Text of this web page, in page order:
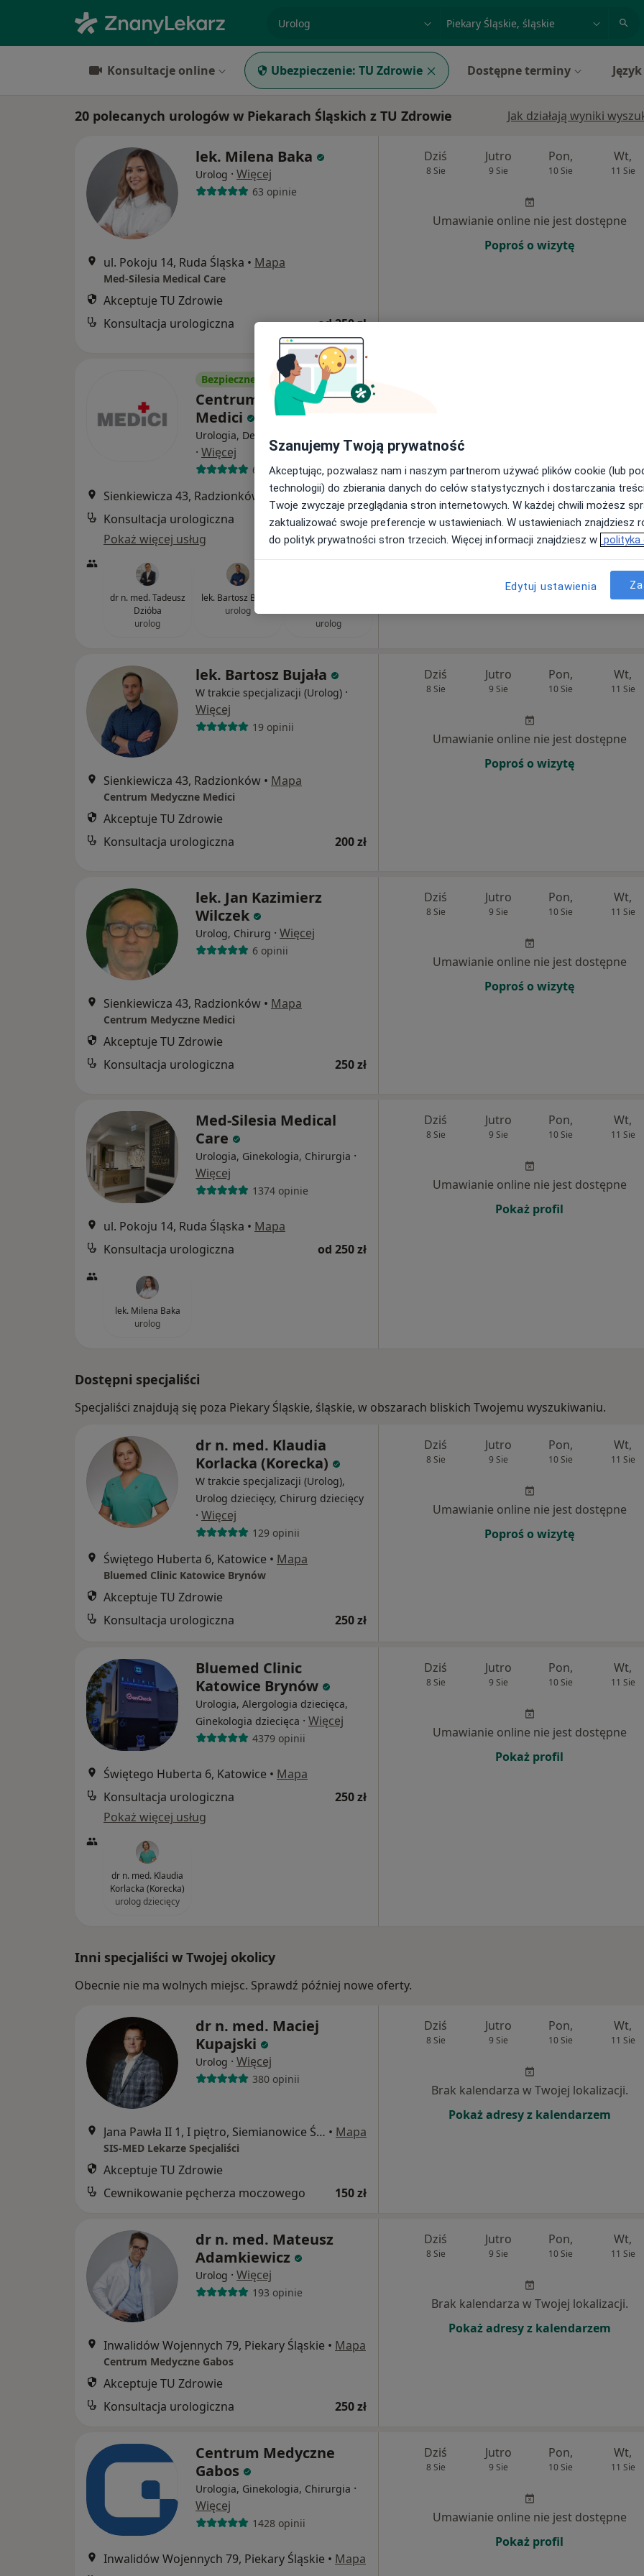
miasto lub dzielnica
Konsultacje online Ubezpieczenie: TU Zdrowie Dostępne terminy Język
20 polecanych urologów w Piekarach Śląskich z TU Zdrowie Jak działają wyniki
lek. Milena Baka
Urolog · Więcej
63 opinie
ul. Pokoju 14, Ruda Śląska • Mapa
Med-Silesia Medical Care
Akceptuje TU Zdrowie
Konsultacja urologiczna
od 250 zł
Dziś
8 Sie
Jutro
9 Sie
Pon,
10 Sie
Wt,
11 Sie
Umawianie online nie jest dostępne
Poproś o wizytę
Bezpieczne płatności
Centrum Medyczne
Medici
Urologia, Dermatologia, Okulistyka
· Więcej
689 opinii
Sienkiewicza 43, Radzionków
Mapa
Konsultacja urologiczna
200 zł
Pokaż więcej usług
dr n. med. Tadeusz
Dzióba
urolog
lek. Bartosz Bujała
urolog
urolog
Umawianie online nie jest dostępne
Pokaż profil
lek. Bartosz Bujała
W trakcie specjalizacji (Urolog) ·
Więcej
19 opinii
Sienkiewicza 43, Radzionków • Mapa
Centrum Medyczne Medici
Akceptuje TU Zdrowie
Konsultacja urologiczna
200 zł
Dziś
8 Sie
Jutro
9 Sie
Pon,
10 Sie
Wt,
11 Sie
Umawianie online nie jest dostępne
Poproś o wizytę
lek. Jan Kazimierz
Wilczek
Urolog, Chirurg · Więcej
6 opinii
Sienkiewicza 43, Radzionków • Mapa
Centrum Medyczne Medici
Akceptuje TU Zdrowie
Konsultacja urologiczna
250 zł
Dziś
8 Sie
Jutro
9 Sie
Pon,
10 Sie
Wt,
11 Sie
Umawianie online nie jest dostępne
Poproś o wizytę
Med-Silesia Medical
Care
Urologia, Ginekologia, Chirurgia ·
Więcej
1374 opinie
ul. Pokoju 14, Ruda Śląska • Mapa
Konsultacja urologiczna
od 250 zł
lek. Milena Baka
urolog
Dziś
8 Sie
Jutro
9 Sie
Pon,
10 Sie
Wt,
11 Sie
Umawianie online nie jest dostępne
Pokaż profil
Dostępni specjaliści
Specjaliści znajdują się poza Piekary Śląskie, śląskie, w obszarach bliskich Twojemu wyszukiwaniu.
dr n. med. Klaudia
Korlacka (Korecka)
W trakcie specjalizacji (Urolog),
Urolog dziecięcy, Chirurg dziecięcy
· Więcej
129 opinii
Świętego Huberta 6, Katowice • Mapa
Bluemed Clinic Katowice Brynów
Akceptuje TU Zdrowie
Konsultacja urologiczna
250 zł
Dziś
8 Sie
Jutro
9 Sie
Pon,
10 Sie
Wt,
11 Sie
Umawianie online nie jest dostępne
Poproś o wizytę
Bluemed Clinic
Katowice Brynów
Urologia, Alergologia dziecięca,
Ginekologia dziecięca · Więcej
4379 opinii
Świętego Huberta 6, Katowice • Mapa
Konsultacja urologiczna
250 zł
Pokaż więcej usług
dr n. med. Klaudia
Korlacka (Korecka)
urolog dziecięcy
Dziś
8 Sie
Jutro
9 Sie
Pon,
10 Sie
Wt,
11 Sie
Umawianie online nie jest dostępne
Pokaż profil
Inni specjaliści w Twojej okolicy
Obecnie nie ma wolnych miejsc. Sprawdź później nowe oferty.
dr n. med. Maciej
Kupajski
Urolog · Więcej
380 opinii
Jana Pawła II 1, I piętro, Siemianowice Śląskie • Mapa
SIS-MED Lekarze Specjaliści
Akceptuje TU Zdrowie
Cewnikowanie pęcherza moczowego
150 zł
Dziś
8 Sie
Jutro
9 Sie
Pon,
10 Sie
Wt,
11 Sie
Brak kalendarza w Twojej lokalizacji.
Pokaż adresy z kalendarzem
dr n. med. Mateusz
Adamkiewicz
Urolog · Więcej
193 opinie
Inwalidów Wojennych 79, Piekary Śląskie • Mapa
Centrum Medyczne Gabos
Akceptuje TU Zdrowie
Konsultacja urologiczna
250 zł
Dziś
8 Sie
Jutro
9 Sie
Pon,
10 Sie
Wt,
11 Sie
Brak kalendarza w Twojej lokalizacji.
Pokaż adresy z kalendarzem
Centrum Medyczne
Gabos
Urologia, Ginekologia, Chirurgia ·
Więcej
1428 opinii
Inwalidów Wojennych 79, Piekary Śląskie • Mapa
Dziś
8 Sie
Jutro
9 Sie
Pon,
10 Sie
Wt,
11 Sie
Umawianie online nie jest dostępne
Pokaż profil
Szanujemy Twoją prywatność
Akceptując, pozwalasz nam i naszym partnerom używać plików cookie (lub
technologii) do zbierania danych do celów statystycznych i dostarczania
Twoje zwyczaje przeglądania stron internetowych. W każdej chwili możesz
zaktualizować swoje preferencje w ustawieniach. W ustawieniach znajdziesz
do polityk prywatności stron trzecich. Więcej informacji znajdziesz w polityka
Edytuj ustawienia